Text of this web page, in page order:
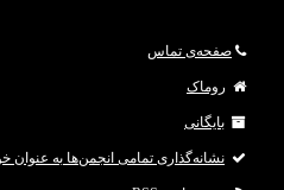
صفحه‌ی تماس
روماک
بایگانی
نشانه‌گذاری تمامی انجمن‌ها به عنوان